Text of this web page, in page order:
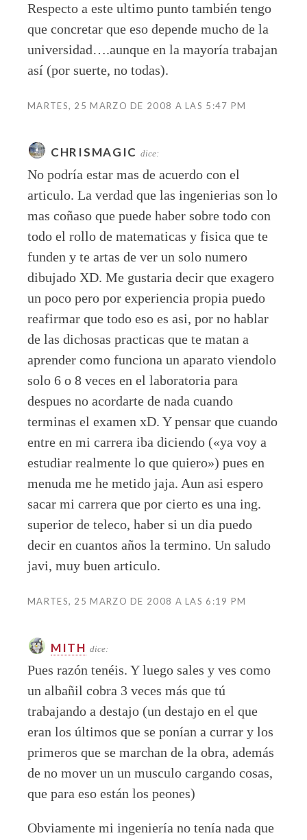
Respecto a este ultimo punto también tengo
que concretar que eso depende mucho de la
universidad….aunque en la mayoría trabajan
así (por suerte, no todas).
MARTES, 25 MARZO DE 2008 A LAS 5:47 PM
CHRISMAGIC dice:
No podría estar mas de acuerdo con el
articulo. La verdad que las ingenierias son lo
mas coñaso que puede haber sobre todo con
todo el rollo de matematicas y fisica que te
funden y te artas de ver un solo numero
dibujado XD. Me gustaria decir que exagero
un poco pero por experiencia propia puedo
reafirmar que todo eso es asi, por no hablar
de las dichosas practicas que te matan a
aprender como funciona un aparato viendolo
solo 6 o 8 veces en el laboratoria para
despues no acordarte de nada cuando
terminas el examen xD. Y pensar que cuando
entre en mi carrera iba diciendo («ya voy a
estudiar realmente lo que quiero») pues en
menuda me he metido jaja. Aun asi espero
sacar mi carrera que por cierto es una ing.
superior de teleco, haber si un dia puedo
decir en cuantos años la termino. Un saludo
javi, muy buen articulo.
MARTES, 25 MARZO DE 2008 A LAS 6:19 PM
MITH dice:
Pues razón tenéis. Y luego sales y ves como
un albañil cobra 3 veces más que tú
trabajando a destajo (un destajo en el que
eran los últimos que se ponían a currar y los
primeros que se marchan de la obra, además
de no mover un un musculo cargando cosas,
que para eso están los peones)
Obviamente mi ingeniería no tenía nada que